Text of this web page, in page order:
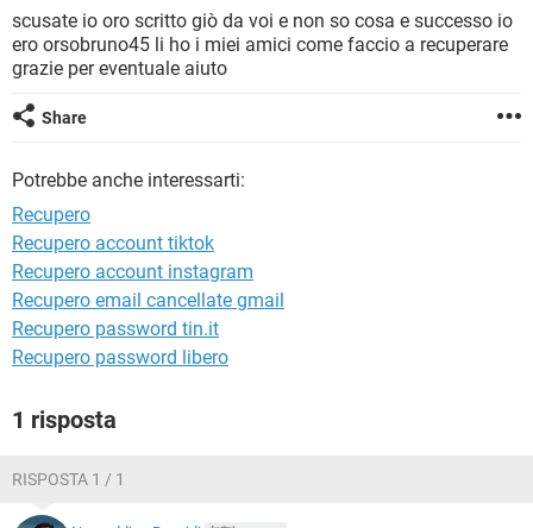
HARDWARE
INSTAGRAM
TIKTOK FACEBOOK
iOS WINDOWS 10
INSTAGRAM
TIKTOK
COVID-19
INTRATTENIMENTO ANDROID
INSTAGRAM
TIKTOK
HARDWARE
scusate io oro scritto giò da voi e non so cosa e successo io
ero orsobruno45 li ho i miei amici come faccio a recuperare
grazie per eventuale aiuto
Share
Potrebbe anche interessarti:
Recupero
Recupero account tiktok
Recupero account instagram
Recupero email cancellate gmail
Recupero password tin.it
Recupero password libero
1 risposta
RISPOSTA 1 / 1